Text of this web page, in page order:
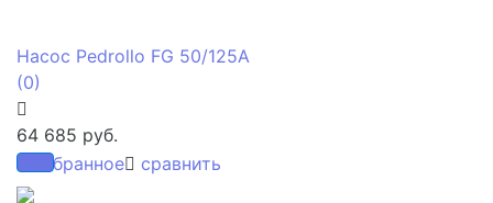
избранное сравнить
Насос Pedrollo FG 50/125A
(0)
64 685 руб.